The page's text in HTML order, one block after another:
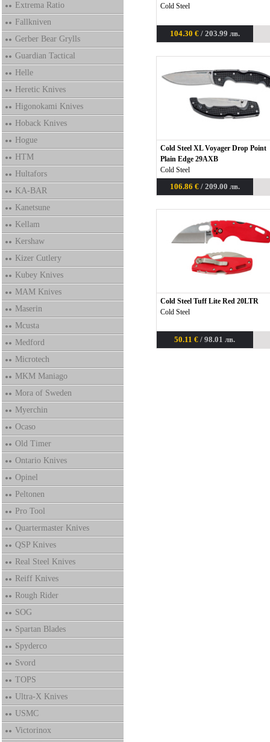
Extrema Ratio
Fallkniven
Gerber Bear Grylls
Guardian Tactical
Helle
Heretic Knives
Higonokami Knives
Hoback Knives
Hogue
HTM
Hultafors
KA-BAR
Kanetsune
Kellam
Kershaw
Kizer Cutlery
Kubey Knives
MAM Knives
Maserin
Mcusta
Medford
Microtech
MKM Maniago
Mora of Sweden
Myerchin
Ocaso
Old Timer
Ontario Knives
Opinel
Peltonen
Pro Tool
Quartermaster Knives
QSP Knives
Real Steel Knives
Reiff Knives
Rough Rider
SOG
Spartan Blades
Spyderco
Svord
TOPS
Ultra-X Knives
USMC
Victorinox
Cold Steel
104.30 € / 203.99 лв.
Cold Steel XL Voyager Drop Point
Plain Edge 29AXB
Cold Steel
106.86 € / 209.00 лв.
Cold Steel Tuff Lite Red 20LTR
Cold Steel
50.11 € / 98.01 лв.